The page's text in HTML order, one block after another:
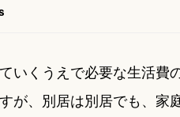
いくうえで必要な生活費
が、別居は別居でも、